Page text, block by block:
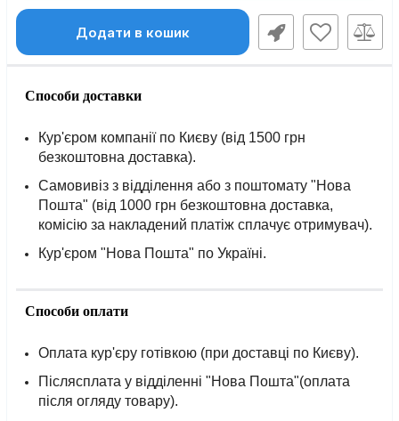
Додати в кошик
Способи доставки
Кур'єром компанії по Києву (від 1500 грн
безкоштовна доставка).
Самовивіз з відділення або з поштомату "Нова
Пошта" (від 1000 грн безкоштовна доставка,
комісію за накладений платіж сплачує отримувач).
Кур'єром "Нова Пошта" по Україні.
Способи оплати
Оплата кур'єру готівкою (при доставці по Києву).
Післясплата у відділенні "Нова Пошта"(оплата
після огляду товару).